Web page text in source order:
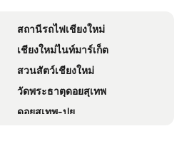
Mora Boutique Hotel
La Vie En Rose - SHA Plus
Luckswan Resort Chiang Rai - SHA Extra Plus
Sabun-Nga Hostel
The Rama Hotel
สถานีรถไฟเชียงใหม่
เชียงใหม่ไนท์มาร์เก็ต
สวนสัตว์เชียงใหม่
วัดพระธาตุดอยสุเทพ
ดอยสุเทพ-ปุย